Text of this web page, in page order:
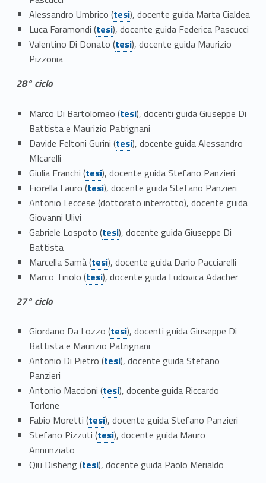
Alessandro Umbrico (Link identifier #identifier__126178-40
tesi), docente guida Marta Cialdea
Luca Faramondi (Link identifier #identifier__42563-41
tesi), docente guida Federica Pascucci
Valentino Di Donato (Link identifier #identifier__95138-42
tesi), docente guida Maurizio
Pizzonia
28° ciclo
Marco Di Bartolomeo (Link identifier #identifier__65444-43
tesi), docenti guida Giuseppe Di
Battista e Maurizio Patrignani
Davide Feltoni Gurini (Link identifier #identifier__179874-44
tesi), docente guida Alessandro
MIcarelli
Giulia Franchi (Link identifier #identifier__186876-45
tesi), docente guida Stefano Panzieri
Fiorella Lauro (Link identifier #identifier__181588-46
tesi), docente guida Stefano Panzieri
Antonio Leccese (dottorato interrotto), docente guida
Giovanni Ulivi
Gabriele Lospoto (Link identifier #identifier__43616-47
tesi), docente guida Giuseppe Di
Battista
Marcella Samà (Link identifier #identifier__37491-48
tesi), docente guida Dario Pacciarelli
Marco Tiriolo (Link identifier #identifier__176239-49
tesi), docente guida Ludovica Adacher
27° ciclo
Giordano Da Lozzo (Link identifier #identifier__157464-50
tesi), docenti guida Giuseppe Di
Battista e Maurizio Patrignani
Antonio Di Pietro (Link identifier #identifier__187224-51
tesi), docente guida Stefano
Panzieri
Antonio Maccioni (Link identifier #identifier__91374-52
tesi), docente guida Riccardo
Torlone
Fabio Moretti (Link identifier #identifier__113027-53
tesi), docente guida Stefano Panzieri
Stefano Pizzuti (Link identifier #identifier__133757-54
tesi), docente guida Mauro
Annunziato
Qiu Disheng (Link identifier #identifier__157984-55
tesi), docente guida Paolo Merialdo